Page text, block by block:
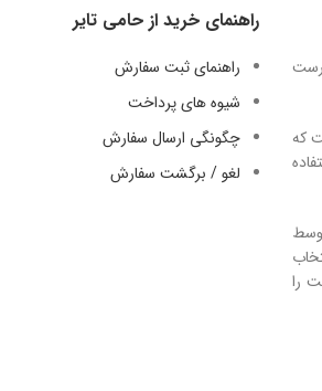
که
را
راهنمای خرید از حامی تایر
راهنمای ثبت سفارش
شیوه های پرداخت
چگونگی ارسال سفارش
لغو / برگشت سفارش